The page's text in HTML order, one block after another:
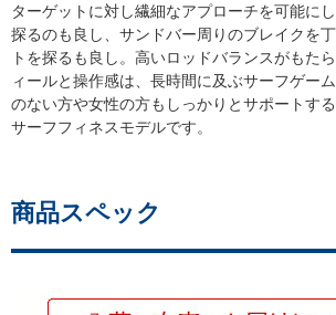
ターゲットに対し繊細なアプローチを可能に
探るのも良し、サンドバー周りのブレイクを
トを探るも良し。高いロッドバランスがもた
ィールと操作感は、長時間に及ぶサーフゲー
のない方や女性の方もしっかりとサポートす
サーフフィネスモデルです。
商品スペック